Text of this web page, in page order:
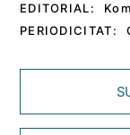
EDITORIAL:
PERIODICITAT: